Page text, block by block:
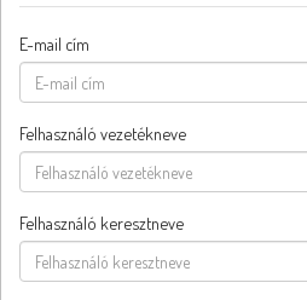
E-mail cím
Felhasználó vezetékneve
Felhasználó keresztneve